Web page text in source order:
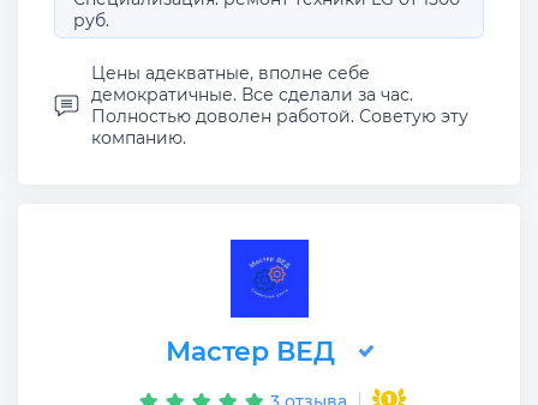
руб.
Цены адекватные, вполне себе
демократичные. Все сделали за час.
Полностью доволен работой. Советую эту
компанию.
Мастер ВЕД